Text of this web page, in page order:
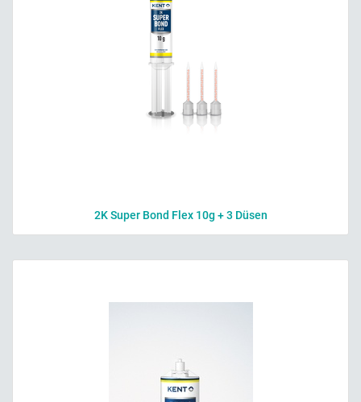
2K Super Bond Flex 10g + 3 Düsen